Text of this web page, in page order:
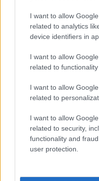
I want to allow
related to analytics
device identifiers in
I want to allow
related to
I want to allow
related to
I want to allow
related to security,
functionality and
user protection.
Za kitajsko znamko je
prodajno. V prvih
svetu prodala356.487
kot v enakem obdobju
dosegla93.376 vozil,
začetka delovanja
milijona avtomobilov.